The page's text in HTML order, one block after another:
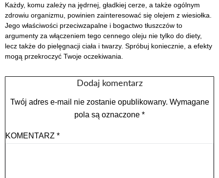
Każdy, komu zależy na jędrnej, gładkiej cerze, a także ogólnym
zdrowiu organizmu, powinien zainteresować się olejem z wiesiołka.
Jego właściwości przeciwzapalne i bogactwo tłuszczów to
argumenty za włączeniem tego cennego oleju nie tylko do diety,
lecz także do pielęgnacji ciała i twarzy. Spróbuj koniecznie, a efekty
mogą przekroczyć Twoje oczekiwania.
Dodaj komentarz
Twój adres e-mail nie zostanie opublikowany. Wymagane
pola są oznaczone *
KOMENTARZ *